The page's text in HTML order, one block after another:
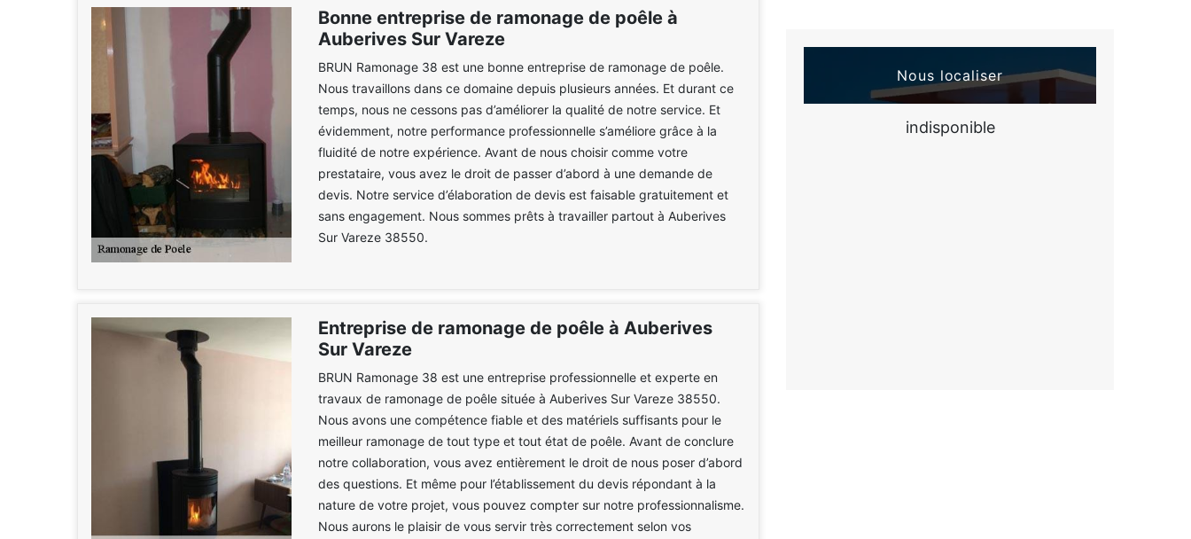
Bonne entreprise de ramonage de poêle à
Auberives Sur Vareze
BRUN Ramonage 38 est une bonne entreprise de ramonage de poêle.
Nous travaillons dans ce domaine depuis plusieurs années. Et durant ce
temps, nous ne cessons pas d’améliorer la qualité de notre service. Et
évidemment, notre performance professionnelle s’améliore grâce à la
fluidité de notre expérience. Avant de nous choisir comme votre
prestataire, vous avez le droit de passer d’abord à une demande de
devis. Notre service d’élaboration de devis est faisable gratuitement et
sans engagement. Nous sommes prêts à travailler partout à Auberives
Sur Vareze 38550.
Entreprise de ramonage de poêle à Auberives
Sur Vareze
BRUN Ramonage 38 est une entreprise professionnelle et experte en
travaux de ramonage de poêle située à Auberives Sur Vareze 38550.
Nous avons une compétence fiable et des matériels suffisants pour le
meilleur ramonage de tout type et tout état de poêle. Avant de conclure
notre collaboration, vous avez entièrement le droit de nous poser d’abord
des questions. Et même pour l’établissement du devis répondant à la
nature de votre projet, vous pouvez compter sur notre professionnalisme.
Nous aurons le plaisir de vous servir très correctement selon vos
Nous localiser
indisponible